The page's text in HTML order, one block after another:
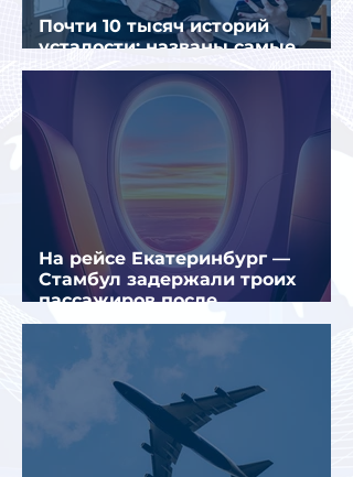
Почти 10 тысяч историй
усталости: названы самые
уставшие россияне
На рейсе Екатеринбург —
Стамбул задержали троих
пассажиров после
предполагаемой серии краж